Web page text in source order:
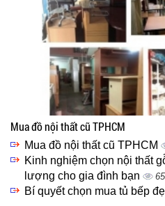
Mua đồ nội thất cũ TPHCM
Mua đồ nội thất cũ TPHCM
Kinh nghiệm chọn nội thất
lượng cho gia đình bạn
Bí quyết chọn mua tủ bếp